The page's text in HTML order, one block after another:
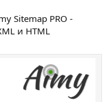
Sitemap PRO -
и HTML